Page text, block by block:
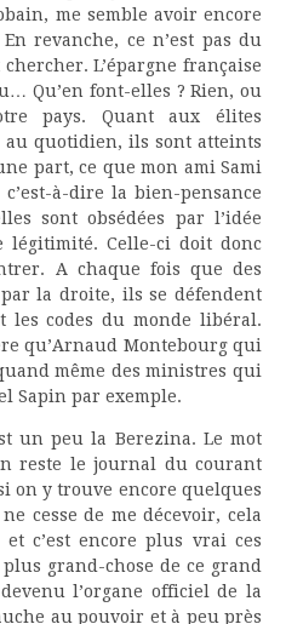
me semble avoir encore
revanche, ce n’est pas du
L’épargne française
Qu’en font-elles ? Rien, ou
pays. Quant aux élites
quotidien, ils sont atteints
part, ce que mon ami Sami
à-dire la bien-pensance
sont obsédées par l’idée
légitimité. Celle-ci doit donc
A chaque fois que des
la droite, ils se défendent
les codes du monde libéral.
qu’Arnaud Montebourg qui
même des ministres qui
Sapin par exemple.
un peu la Berezina. Le mot
reste le journal du courant
on y trouve encore quelques
cesse de me décevoir, cela
c’est encore plus vrai ces
grand-chose de ce grand
l’organe officiel de la
au pouvoir et à peu près